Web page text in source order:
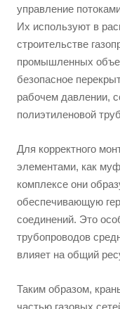
управление
Их используют в
строительстве
промышленных
безопасное
рабочем давлении,
полиэтиленовой
Для корректного
элементами, как
комплексе они
обеспечивающую
соединений. Это
трубопроводов
влияет на общий
Таким образом,